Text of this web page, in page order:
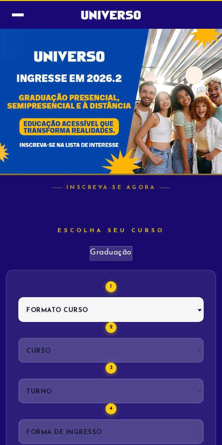
INSCREVA-SE AGORA
ESCOLHA SEU CURSO
Graduação
FORMATO CURSO
CURSO
TURNO
FORMA DE INGRESSO